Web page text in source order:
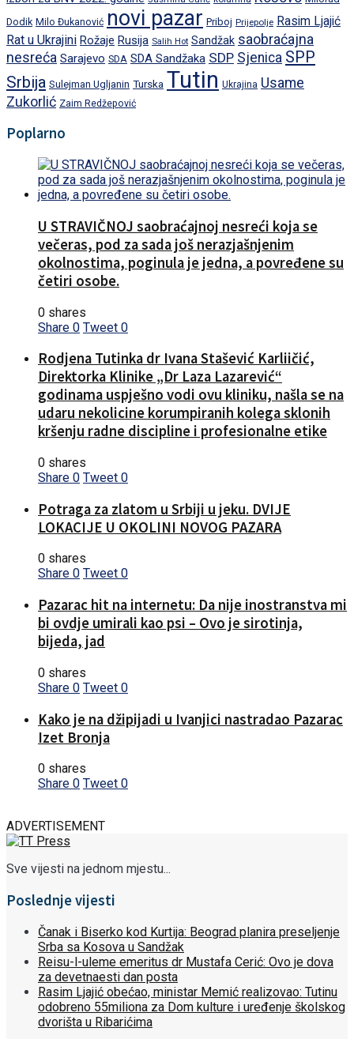
Dodik Milo Đukanović novi pazar Priboj Prijepolje Rasim Ljajić
Rat u Ukrajini Rožaje Rusija Salih Hot Sandžak saobraćajna
nesreća Sarajevo SDA SDA Sandžaka SDP Sjenica SPP
Srbija Sulejman Ugljanin Turska Tutin Ukrajina Usame
Zukorlić Zaim Redžepović
Poplarno
U STRAVIČNOJ saobraćajnoj nesreći koja se
večeras, pod za sada još nerazjašnjenim
okolnostima, poginula je jedna, a povređene su
četiri osobe.
0 shares
Share 0 Tweet 0
Rodjena Tutinka dr Ivana Stašević Karliičić,
Direktorka Klinike „Dr Laza Lazarević“
godinama uspješno vodi ovu kliniku, našla se na
udaru nekolicine korumpiranih kolega sklonih
kršenju radne discipline i profesionalne etike
0 shares
Share 0 Tweet 0
Potraga za zlatom u Srbiji u jeku. DVIJE
LOKACIJE U OKOLINI NOVOG PAZARA
0 shares
Share 0 Tweet 0
Pazarac hit na internetu: Da nije inostranstva mi
bi ovdje umirali kao psi – Ovo je sirotinja,
bijeda, jad
0 shares
Share 0 Tweet 0
Kako je na džipijadi u Ivanjici nastradao Pazarac
Izet Bronja
0 shares
Share 0 Tweet 0
ADVERTISEMENT
Sve vijesti na jednom mjestu...
Poslednje vijesti
Čanak i Biserko kod Kurtija: Beograd planira preseljenje
Srba sa Kosova u Sandžak
Reisu-l-uleme emeritus dr Mustafa Cerić: Ovo je dova
za devetnaesti dan posta
Rasim Ljajić obećao, ministar Memić realizovao: Tutinu
odobreno 55miliona za Dom kulture i uređenje školskog
dvorišta u Ribarićima